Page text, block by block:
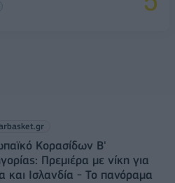
Κορασίδων Β'
Πρεμιέρα με νίκη για
και Ισλανδία - Το πανόραμα